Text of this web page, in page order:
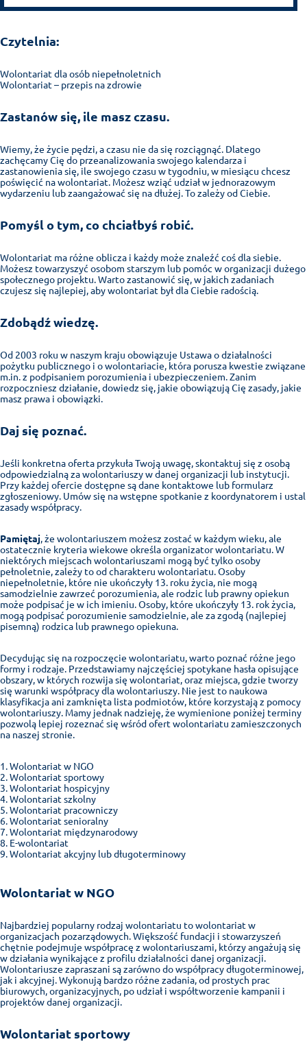
Czytelnia:
Wolontariat dla osób niepełnoletnich
Wolontariat – przepis na zdrowie
Zastanów się, ile masz czasu.
Wiemy, że życie pędzi, a czasu nie da się rozciągnąć. Dlatego
zachęcamy Cię do przeanalizowania swojego kalendarza i
zastanowienia się, ile swojego czasu w tygodniu, w miesiącu chcesz
poświęcić na wolontariat. Możesz wziąć udział w jednorazowym
wydarzeniu lub zaangażować się na dłużej. To zależy od Ciebie.
Pomyśl o tym, co chciałbyś robić.
Wolontariat ma różne oblicza i każdy może znaleźć coś dla siebie.
Możesz towarzyszyć osobom starszym lub pomóc w organizacji dużego
społecznego projektu. Warto zastanowić się, w jakich zadaniach
czujesz się najlepiej, aby wolontariat był dla Ciebie radością.
Zdobądź wiedzę.
Od 2003 roku w naszym kraju obowiązuje Ustawa o działalności
pożytku publicznego i o wolontariacie, która porusza kwestie związane
m.in. z podpisaniem porozumienia i ubezpieczeniem. Zanim
rozpoczniesz działanie, dowiedz się, jakie obowiązują Cię zasady, jakie
masz prawa i obowiązki.
Daj się poznać.
Jeśli konkretna oferta przykuła Twoją uwagę, skontaktuj się z osobą
odpowiedzialną za wolontariuszy w danej organizacji lub instytucji.
Przy każdej ofercie dostępne są dane kontaktowe lub formularz
zgłoszeniowy. Umów się na wstępne spotkanie z koordynatorem i ustal
zasady współpracy.
Pamiętaj , że wolontariuszem możesz zostać w każdym wieku, ale
ostatecznie kryteria wiekowe określa organizator wolontariatu. W
niektórych miejscach wolontariuszami mogą być tylko osoby
pełnoletnie, zależy to od charakteru wolontariatu. Osoby
niepełnoletnie, które nie ukończyły 13. roku życia, nie mogą
samodzielnie zawrzeć porozumienia, ale rodzic lub prawny opiekun
może podpisać je w ich imieniu. Osoby, które ukończyły 13. rok życia,
mogą podpisać porozumienie samodzielnie, ale za zgodą (najlepiej
pisemną) rodzica lub prawnego opiekuna.
Decydując się na rozpoczęcie wolontariatu, warto poznać różne jego
formy i rodzaje. Przedstawiamy najczęściej spotykane hasła opisujące
obszary, w których rozwija się wolontariat, oraz miejsca, gdzie tworzy
się warunki współpracy dla wolontariuszy. Nie jest to naukowa
klasyfikacja ani zamknięta lista podmiotów, które korzystają z pomocy
wolontariuszy. Mamy jednak nadzieję, że wymienione poniżej terminy
pozwolą lepiej rozeznać się wśród ofert wolontariatu zamieszczonych
na naszej stronie.
Wolontariat w NGO
Wolontariat sportowy
Wolontariat hospicyjny
Wolontariat szkolny
Wolontariat pracowniczy
Wolontariat senioralny
Wolontariat międzynarodowy
E-wolontariat
Wolontariat akcyjny lub długoterminowy
Wolontariat w NGO
Najbardziej popularny rodzaj wolontariatu to wolontariat w
organizacjach pozarządowych. Większość fundacji i stowarzyszeń
chętnie podejmuje współpracę z wolontariuszami, którzy angażują się
w działania wynikające z profilu działalności danej organizacji.
Wolontariusze zapraszani są zarówno do współpracy długoterminowej,
jak i akcyjnej. Wykonują bardzo różne zadania, od prostych prac
biurowych, organizacyjnych, po udział i współtworzenie kampanii i
projektów danej organizacji.
Wolontariat sportowy